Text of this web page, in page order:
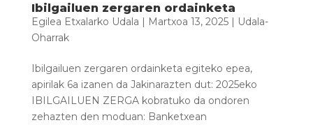
Ibilgailuen zergaren ordainketa
Egilea Etxalarko Udala | Martxoa 13, 2025| Udala-
Oharrak
Ibilgailuen zergaren ordainketa egiteko epea,
apirilak 6a izanen da Jakinarazten dut: 2025eko
IBILGAILUEN ZERGA kobratuko da ondoren
zehazten den moduan: Banketxean